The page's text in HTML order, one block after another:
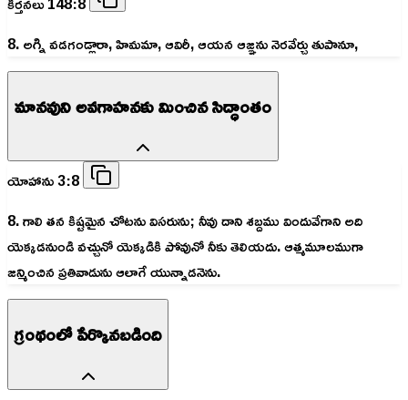
8. అగ్ని వడగండ్లారా, హిమమా, ఆవిరీ, ఆయన ఆజ్ఞను నెరవేర్చు తుపానూ,
మానవుని అవగాహనకు మించిన సిద్ధాంతం
యోహాను 3:8
8. గాలి తన కిష్టమైన చోటను విసరును; నీవు దాని శబ్దము విందువేగాని అది
యెక్కడనుండి వచ్చునో యెక్కడికి పోవునో నీకు తెలియదు. ఆత్మమూలముగా
జన్మించిన ప్రతివాడును ఆలాగే యున్నాడనెను.
గ్రంథంలో పేర్కొనబడింది